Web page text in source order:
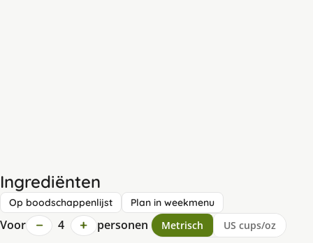
Ingrediënten
Op boodschappenlijst Plan in weekmenu
Voor − 4 + personen Metrisch US cups/oz